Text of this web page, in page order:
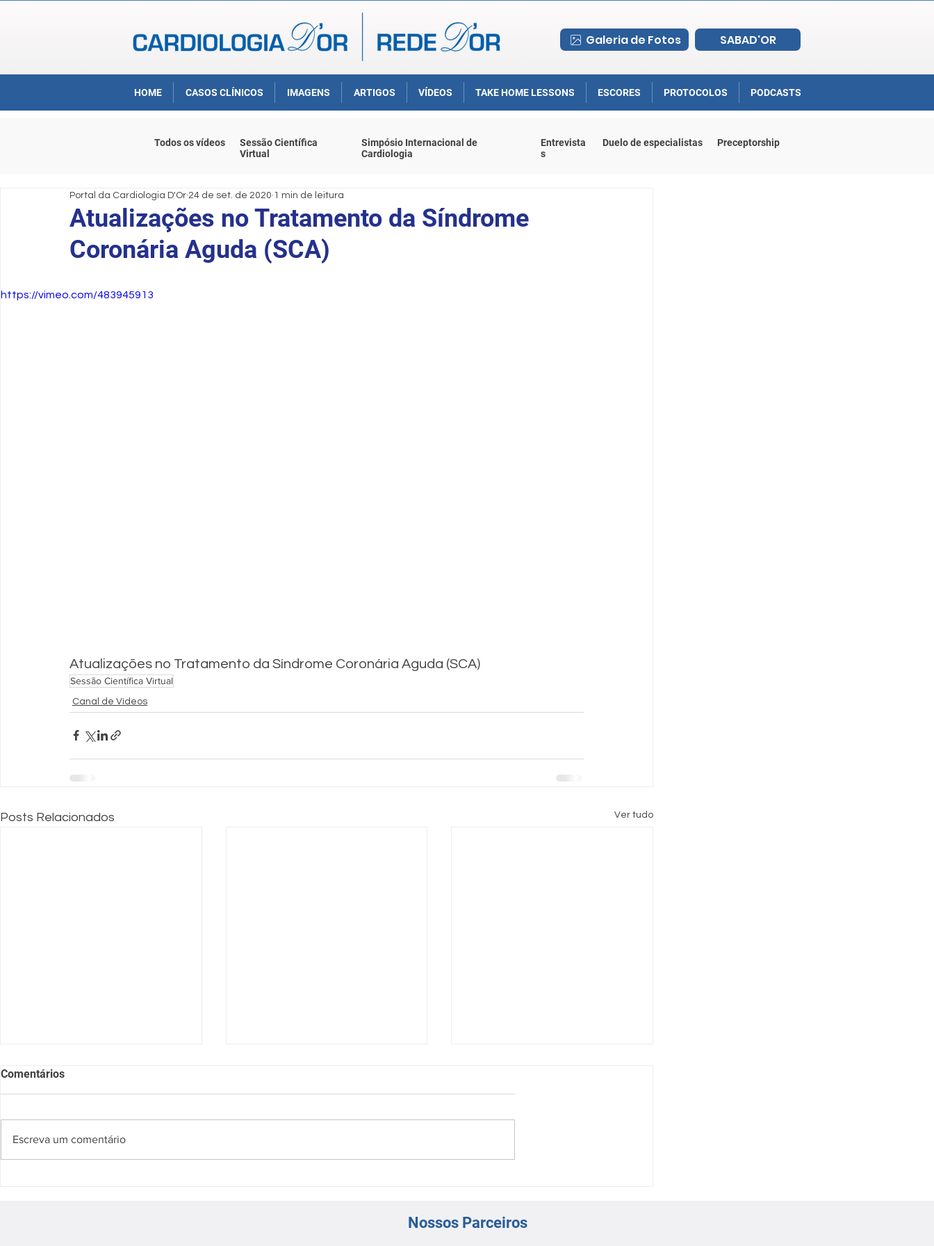
Galeria de Fotos SABAD'OR
HOME CASOS CLÍNICOS IMAGENS ARTIGOS VÍDEOS TAKE HOME LESSONS ESCORES PROTOCOLOS PODCASTS
Atualizações no Tratamento da Síndrome
Coronária Aguda (SCA)
Portal da Cardiologia D'Or 24 de set. de 2020 1 min de leitura
https://vimeo.com/483945913
Atualizações no Tratamento da Síndrome Coronária Aguda (SCA)
Sessão Científica Virtual
Canal de Vídeos
Posts Relacionados Ver tudo
Comentários
Escreva um comentário
Todos os vídeos
Sessão Científica
Virtual
Simpósio Internacional de
Cardiologia
Entrevista
s
Duelo de especialistas Preceptorship
Nossos Parceiros